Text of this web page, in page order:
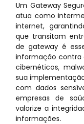
Um Gateway
atua como
internet,
que transitam
de gateway é
informação contra
cibernéticos,
sua
com dados
empresas de
valorize a
informações.